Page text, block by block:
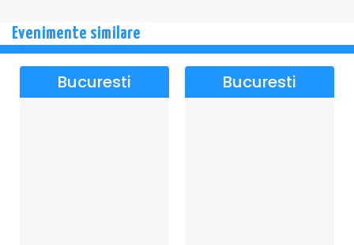
Evenimente similare
Bucuresti Bucuresti